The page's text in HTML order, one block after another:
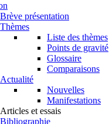
Brève présentation
Thèmes
Liste des thèmes
Points de gravité
Glossaire
Comparaisons
Actualité
Nouvelles
Manifestations
Articles et essais
Bibliographie